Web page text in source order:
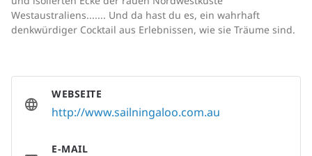
Westaustraliens....... Und da hast du es, ein wahrhaft
denkwürdiger Cocktail aus Erlebnissen, wie sie Träume sind.
WEBSEITE
http://www.sailningaloo.com.au
E-MAIL